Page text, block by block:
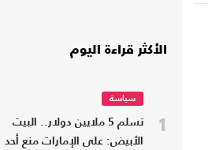
الأكثر قراءة اليوم
1
سياسة
تسلم 5 ملايين دولار.. البيت
الأبيض: على الإمارات منع أحد